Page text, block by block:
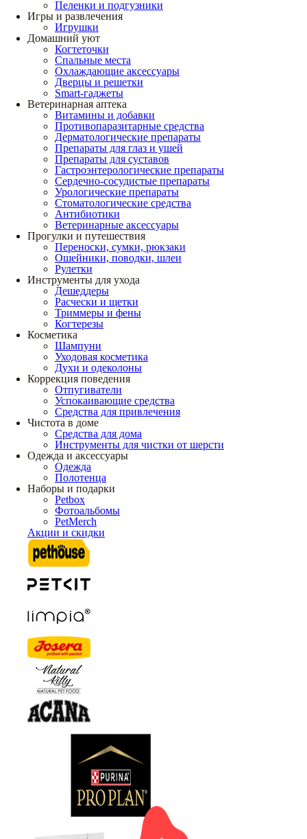
Пеленки и подгузники
Игры и развлечения
Игрушки
Домашний уют
Когтеточки
Спальные места
Охлаждающие аксессуары
Дверцы и решетки
Smart-гаджеты
Ветеринарная аптека
Витамины и добавки
Противопаразитарные средства
Дерматологические препараты
Препараты для глаз и ушей
Препараты для суставов
Гастроэнтерологические препараты
Сердечно-сосудистые препараты
Урологические препараты
Стоматологические средства
Антибиотики
Ветеринарные аксессуары
Прогулки и путешествия
Переноски, сумки, рюкзаки
Ошейники, поводки, шлеи
Рулетки
Инструменты для ухода
Дешеддеры
Расчески и щетки
Триммеры и фены
Когтерезы
Косметика
Шампуни
Уходовая косметика
Духи и одеколоны
Коррекция поведения
Отпугиватели
Успокаивающие средства
Средства для привлечения
Чистота в доме
Средства для дома
Инструменты для чистки от шерсти
Одежда и аксессуары
Одежда
Полотенца
Наборы и подарки
Petbox
Фотоальбомы
PetMerch
Акции и скидки